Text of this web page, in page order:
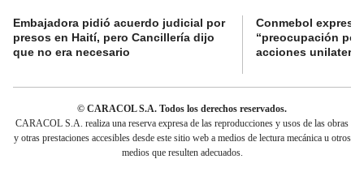
Embajadora pidió acuerdo judicial por
presos en Haití, pero Cancillería dijo
que no era necesario
Conmebol expresó
“preocupación
acciones
© CARACOL S.A. Todos los derechos reservados.
CARACOL S.A. realiza una reserva expresa de las reproducciones y usos de las obras
y otras prestaciones accesibles desde este sitio web a medios de lectura mecánica u otros
medios que resulten adecuados.